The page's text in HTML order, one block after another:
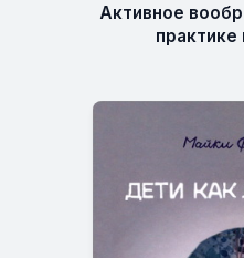
Активное
практике